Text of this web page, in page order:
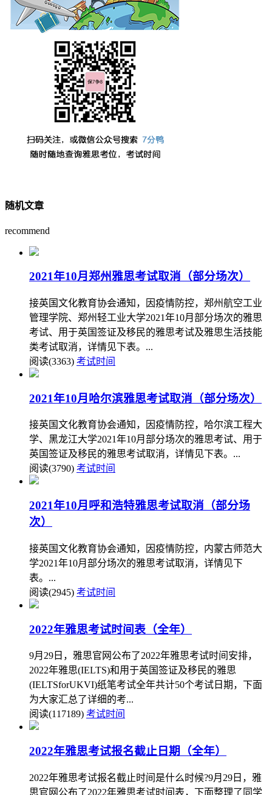
随机文章
recommend
2021年10月郑州雅思考试取消（部分场次）
接英国文化教育协会通知，因疫情防控，郑州航空工业
管理学院、郑州轻工业大学2021年10月部分场次的雅思
考试、用于英国签证及移民的雅思考试及雅思生活技能
类考试取消，详情见下表。...
阅读(3363) 考试时间
2021年10月哈尔滨雅思考试取消（部分场次）
接英国文化教育协会通知，因疫情防控，哈尔滨工程大
学、黑龙江大学2021年10月部分场次的雅思考试、用于
英国签证及移民的雅思考试取消，详情见下表。...
阅读(3790) 考试时间
2021年10月呼和浩特雅思考试取消（部分场
次）
接英国文化教育协会通知，因疫情防控，内蒙古师范大
学2021年10月部分场次的雅思考试取消，详情见下
表。...
阅读(2945) 考试时间
2022年雅思考试时间表（全年）
9月29日，雅思官网公布了2022年雅思考试时间安排，
2022年雅思(IELTS)和用于英国签证及移民的雅思
(IELTSforUKVI)纸笔考试全年共计50个考试日期，下面
为大家汇总了详细的考...
阅读(117189) 考试时间
2022年雅思考试报名截止日期（全年）
2022年雅思考试报名截止时间是什么时候?9月29日，雅
思官网公布了2022年雅思考试时间表，下面整理了同学